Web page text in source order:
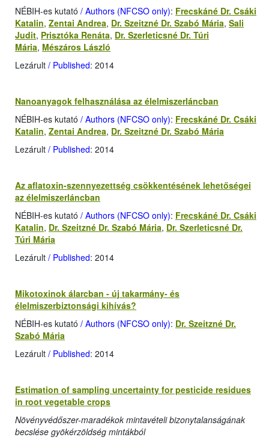
NÉBIH-es kutató / Authors (NFCSO only): Frecskáné Dr. Csáki
Katalin, Zentai Andrea, Dr. Szeitzné Dr. Szabó Mária, Sali
Judit, Prisztóka Renáta, Dr. Szerleticsné Dr. Túri
Mária, Mészáros László
Lezárult / Published: 2014
Nanoanyagok felhasználása az élelmiszerláncban
NÉBIH-es kutató / Authors (NFCSO only): Frecskáné Dr. Csáki
Katalin, Zentai Andrea, Dr. Szeitzné Dr. Szabó Mária
Lezárult / Published: 2014
Az aflatoxin-szennyezettség csökkentésének lehetőségei
az élelmiszerláncban
NÉBIH-es kutató / Authors (NFCSO only): Frecskáné Dr. Csáki
Katalin, Dr. Szeitzné Dr. Szabó Mária, Dr. Szerleticsné Dr.
Túri Mária
Lezárult / Published: 2014
Mikotoxinok álarcban - új takarmány- és
élelmiszerbiztonsági kihívás?
NÉBIH-es kutató / Authors (NFCSO only): Dr. Szeitzné Dr.
Szabó Mária
Lezárult / Published: 2014
Estimation of sampling uncertainty for pesticide residues
in root vegetable crops
Növényvédőszer-maradékok mintavételi bizonytalanságának
becslése gyökérzöldség mintákból